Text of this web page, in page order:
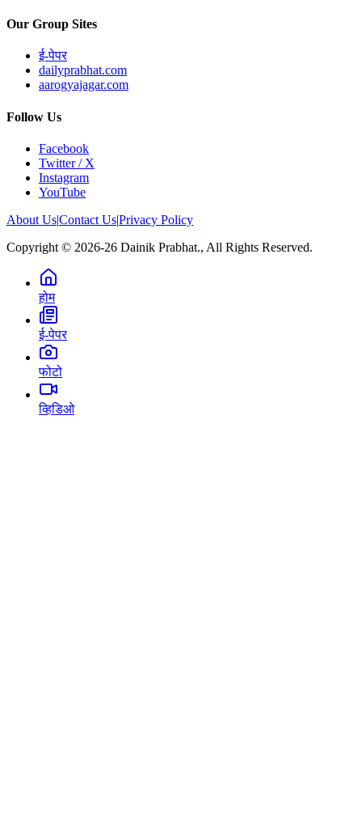
Our Group Sites
ई-पेपर
dailyprabhat.com
aarogyajagar.com
Follow Us
Facebook
Twitter / X
Instagram
YouTube
About Us|Contact Us|Privacy Policy
Copyright © 2026-26 Dainik Prabhat., All Rights Reserved.
होम
ई-पेपर
फोटो
व्हिडिओ